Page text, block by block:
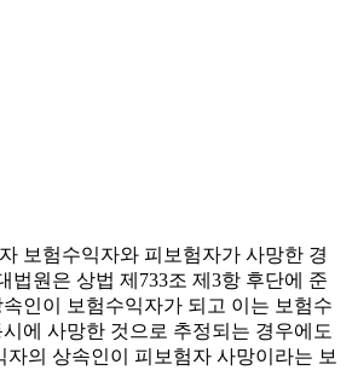
보험수익자와 피보험자가 사망한 경
법원은 상법 제733조 제3항 후단에 준
인이 보험수익자가 되고 이는 보험수
에 사망한 것으로 추정되는 경우에도
자의 상속인이 피보험자 사망이라는 보